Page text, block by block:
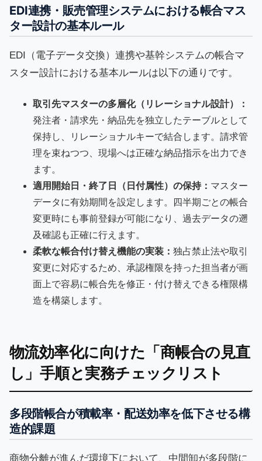
EDI連携・販売管理システムにおける帳合マス
ター設計の基本ルール
EDI（電子データ交換）連携や基幹システムの帳合マ
スター設計における基本ルールは以下の通りです。
取引先マスターの多層化（リレーショナル設計）：
発注者・請求先・納品先を独立したテーブルとして
保持し、リレーショナルキーで結合します。請求管
理を束ねつつ、現場へは正確な納品指示を出力でき
ます。
適用開始日・終了日（日付属性）の保持： マスター
データに有効期間を設定します。四半期ごとの帳合
変更時にも事前登録が可能になり、過去データの遡
及確認も正確に行えます。
柔軟な帳合付け替え機能の実装： 独占禁止法や取引
変更に対応するため、承認権限を持った担当者が画
面上で容易に帳合先を修正・付け替えできる権限構
造を構築します。
物流効率化に向けた「商帳合の見直
し」手順と実務チェックリスト
多段階帳合が積載率・配送効率を低下させる構
造的課題
商物分離が進んだ環境下において、中間卸が多段階に